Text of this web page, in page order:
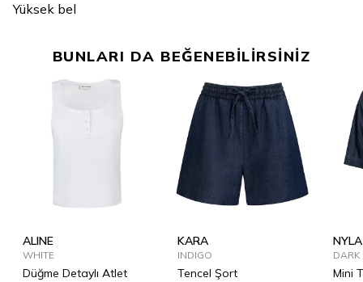
Yüksek bel
BUNLARI DA BEĞENEBİLİRSİNİZ
ALINE
WHITE
Düğme Detaylı Atlet
KARA
INDIGO
Tencel Şort
NYLA
DARK
Mini